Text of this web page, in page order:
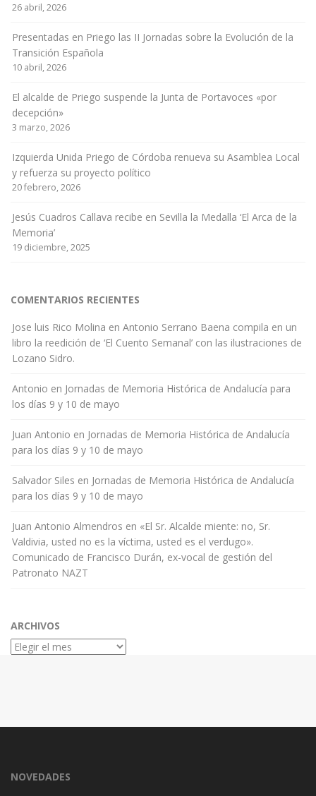
26 abril, 2026
Presentadas en Priego las II Jornadas sobre la Evolución de la
Transición Española
10 abril, 2026
El alcalde de Priego suspende la Junta de Portavoces «por
decepción»
3 marzo, 2026
Izquierda Unida Priego de Córdoba renueva su Asamblea Local
y refuerza su proyecto político
20 febrero, 2026
Jesús Cuadros Callava recibe en Sevilla la Medalla ‘El Arca de la
Memoria’
19 diciembre, 2025
COMENTARIOS RECIENTES
Jose luis Rico Molina en Antonio Serrano Baena compila en un
libro la reedición de ‘El Cuento Semanal’ con las ilustraciones de
Lozano Sidro.
Antonio en Jornadas de Memoria Histórica de Andalucía para
los días 9 y 10 de mayo
Juan Antonio en Jornadas de Memoria Histórica de Andalucía
para los días 9 y 10 de mayo
Salvador Siles en Jornadas de Memoria Histórica de Andalucía
para los días 9 y 10 de mayo
Juan Antonio Almendros en «El Sr. Alcalde miente: no, Sr.
Valdivia, usted no es la víctima, usted es el verdugo».
Comunicado de Francisco Durán, ex-vocal de gestión del
Patronato NAZT
ARCHIVOS
Archivos
NOVEDADES